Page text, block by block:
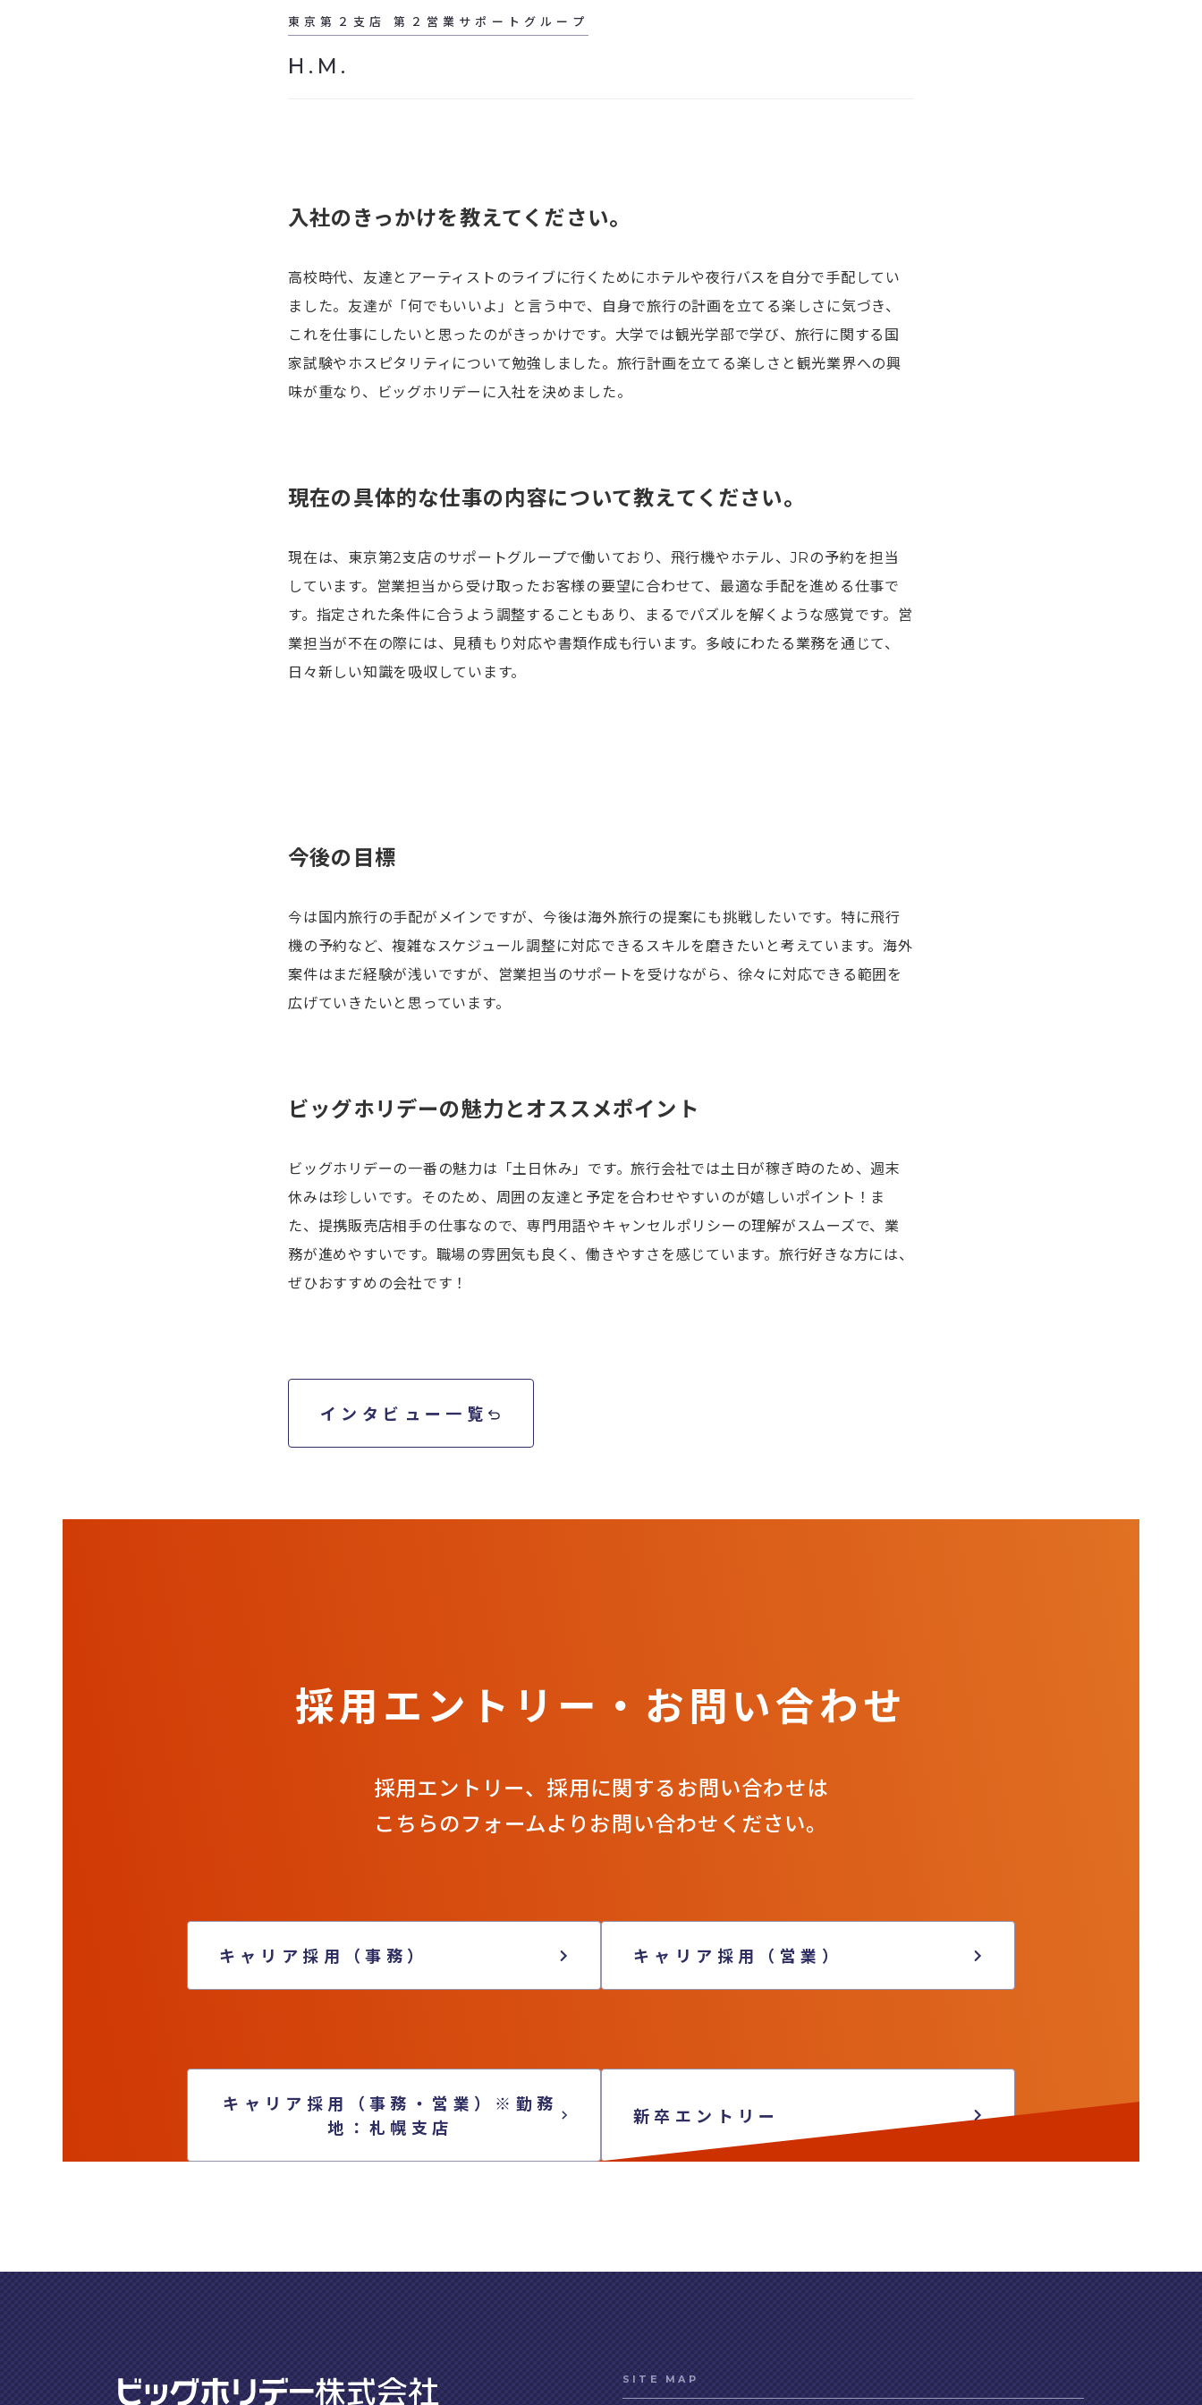
東京第２支店 第２営業サポートグループ
H.M.
入社のきっかけを教えてください。
高校時代、友達とアーティストのライブに行くためにホテルや夜行バスを自分で手配してい
ました。友達が「何でもいいよ」と言う中で、自身で旅行の計画を立てる楽しさに気づき、
これを仕事にしたいと思ったのがきっかけです。大学では観光学部で学び、旅行に関する国
家試験やホスピタリティについて勉強しました。旅行計画を立てる楽しさと観光業界への興
味が重なり、ビッグホリデーに入社を決めました。
現在の具体的な仕事の内容について教えてください。
現在は、東京第2支店のサポートグループで働いており、飛行機やホテル、JRの予約を担当
しています。営業担当から受け取ったお客様の要望に合わせて、最適な手配を進める仕事で
す。指定された条件に合うよう調整することもあり、まるでパズルを解くような感覚です。営
業担当が不在の際には、見積もり対応や書類作成も行います。多岐にわたる業務を通じて、
日々新しい知識を吸収しています。
今後の目標
今は国内旅行の手配がメインですが、今後は海外旅行の提案にも挑戦したいです。特に飛行
機の予約など、複雑なスケジュール調整に対応できるスキルを磨きたいと考えています。海外
案件はまだ経験が浅いですが、営業担当のサポートを受けながら、徐々に対応できる範囲を
広げていきたいと思っています。
ビッグホリデーの魅力とオススメポイント
ビッグホリデーの一番の魅力は「土日休み」です。旅行会社では土日が稼ぎ時のため、週末
休みは珍しいです。そのため、周囲の友達と予定を合わせやすいのが嬉しいポイント！ま
た、提携販売店相手の仕事なので、専門用語やキャンセルポリシーの理解がスムーズで、業
務が進めやすいです。職場の雰囲気も良く、働きやすさを感じています。旅行好きな方には、
ぜひおすすめの会社です！
インタビュー一覧
採用エントリー・お問い合わせ
採用エントリー、採用に関するお問い合わせは
こちらのフォームよりお問い合わせください。
キャリア採用（事務） キャリア採用（営業）
キャリア採用（事務・営業）※勤務
地：札幌支店
新卒エントリー
SITE MAP